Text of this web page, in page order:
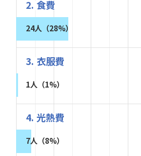
2. 食費
24人（28%）
3. 衣服費
1人（1%）
4. 光熱費
7人（8%）